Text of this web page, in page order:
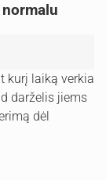
kurį laiką verkia
darželis jiems
dėl